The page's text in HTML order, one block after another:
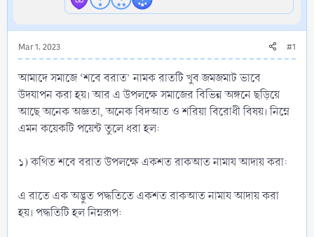
Mar 1, 2023 #1
আমাদে সমাজে ‘শবে বরাত’ নামক রাতটি খুব জমজমাট ভাবে
উদযাপন করা হয়। আর এ উপলক্ষে সমাজের বিভিন্ন অঙ্গনে ছড়িয়ে
আছে অনেক অজ্ঞতা, অনেক বিদআত ও শরিয়া বিরোধী বিষয়। নিম্নে
এমন কয়েকটি পয়েন্ট তুলে ধরা হল:
১) কথিত শবে বরাত উপলক্ষে একশত রাকআত নামায আদায় করা:
এ রাতে এক অদ্ভুত পদ্ধতিতে একশত রাকআত নামায আদায় করা
হয়। পদ্ধতিটি হল নিম্নরূপ: